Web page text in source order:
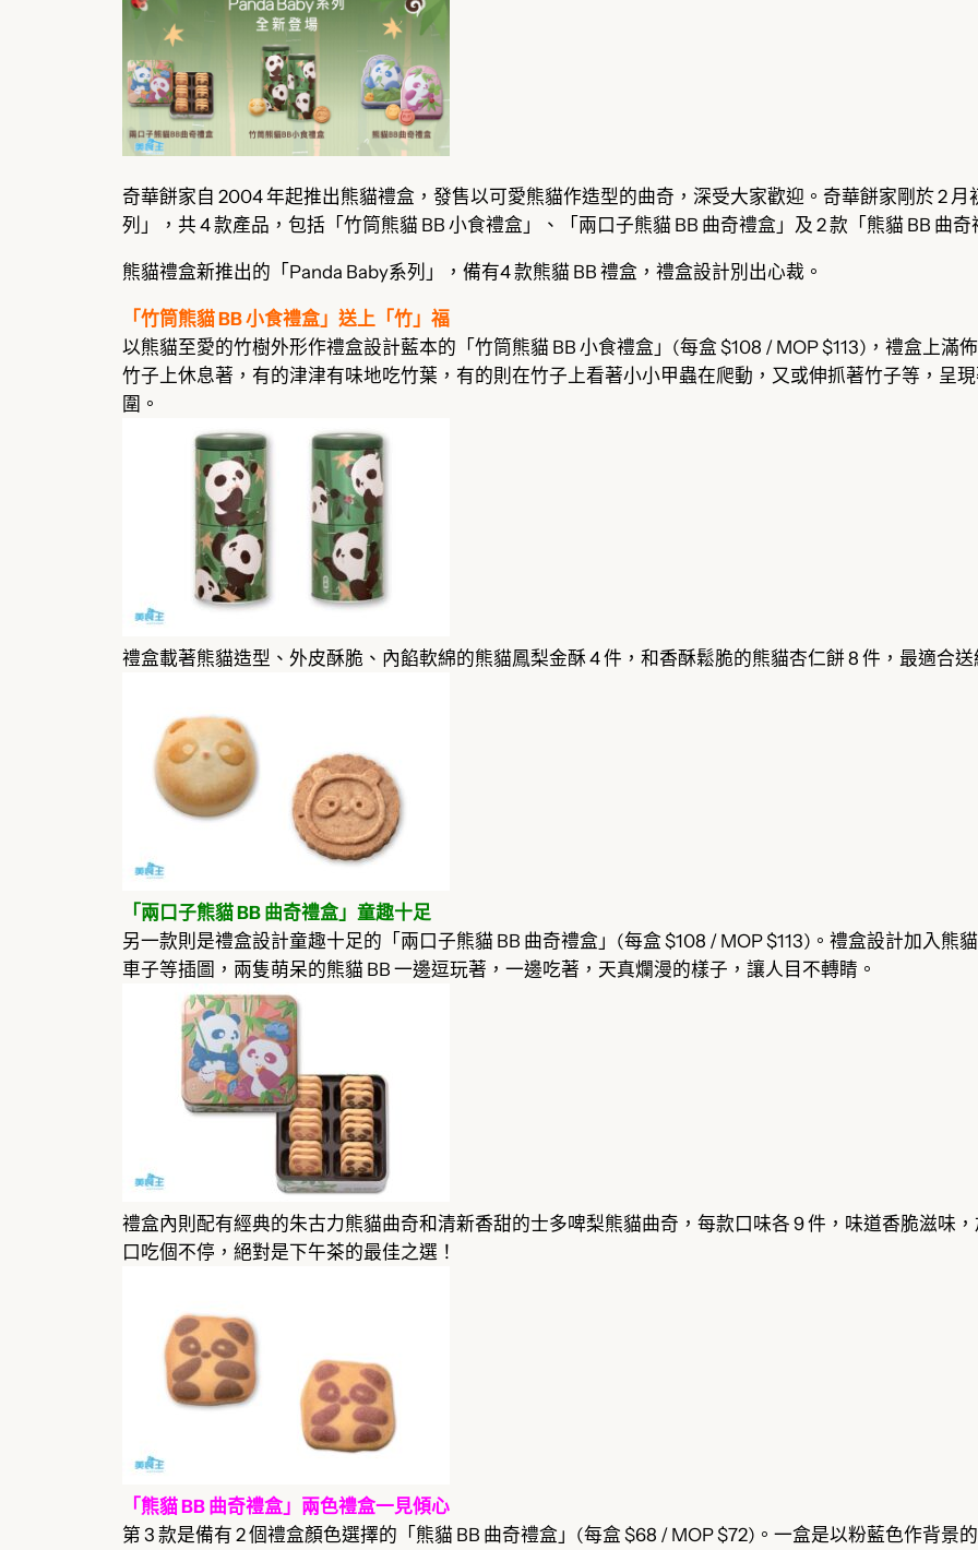
奇華餅家自 2004 年起推出熊貓禮盒，發售以可愛熊貓作造型的曲奇，深受大家歡迎。奇華餅家剛於 2
列」，共 4 款產品，包括「竹筒熊貓 BB 小食禮盒」、「兩口子熊貓 BB 曲奇禮盒」及 2 款「熊貓 BB 曲
熊貓禮盒新推出的「Panda Baby系列」，備有4 款熊貓 BB 禮盒，禮盒設計別出心裁。
「竹筒熊貓 BB 小食禮盒」送上「竹」福
以熊貓至愛的竹樹外形作禮盒設計藍本的「竹筒熊貓 BB 小食禮盒」(每盒 $108 / MOP $113)，禮盒上滿
竹子上休息著，有的津津有味地吃竹葉，有的則在竹子上看著小小甲蟲在爬動，又或伸抓著竹子等，呈
圍。
禮盒載著熊貓造型、外皮酥脆、內餡軟綿的熊貓鳳梨金酥 4 件，和香酥鬆脆的熊貓杏仁餅 8 件，最適合
「兩口子熊貓 BB 曲奇禮盒」童趣十足
另一款則是禮盒設計童趣十足的「兩口子熊貓 BB 曲奇禮盒」(每盒 $108 / MOP $113)。禮盒設計加入熊
車子等插圖，兩隻萌呆的熊貓 BB 一邊逗玩著，一邊吃著，天真爛漫的樣子，讓人目不轉睛。
禮盒內則配有經典的朱古力熊貓曲奇和清新香甜的士多啤梨熊貓曲奇，每款口味各 9 件，味道香脆滋味
口吃個不停，絕對是下午茶的最佳之選！
「熊貓 BB 曲奇禮盒」兩色禮盒一見傾心
第 3 款是備有 2 個禮盒顏色選擇的「熊貓 BB 曲奇禮盒」(每盒 $68 / MOP $72)。一盒是以粉藍色作背景